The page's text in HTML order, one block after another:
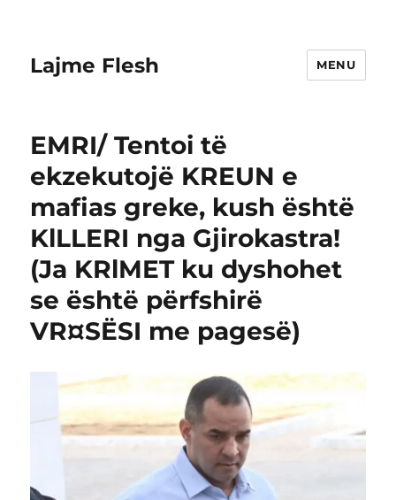
Lajme Flesh MENU
EMRI/ Tentoi të
ekzekutojë KREUN e
mafias greke, kush është
KlLLERI nga Gjirokastra!
(Ja KRlMET ku dyshohet
se është përfshirë
VR¤SËSI me pagesë)